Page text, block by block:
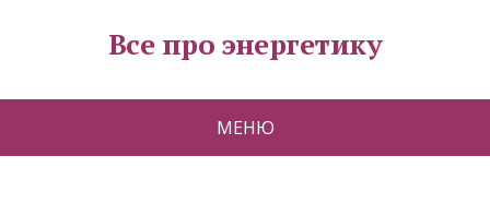
Все про энергетику
МЕНЮ